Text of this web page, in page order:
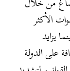
الأكثر
يزايد
على الدولة